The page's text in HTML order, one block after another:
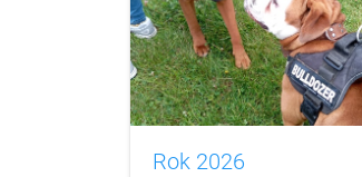
Rok 2026